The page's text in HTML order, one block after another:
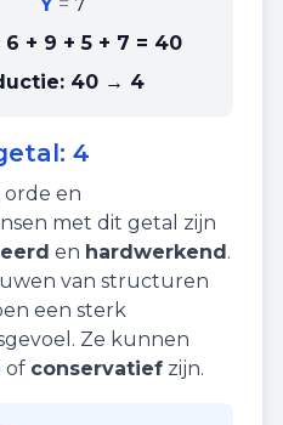
6 + 9 + 5 + 7 = 40
40 → 4
4
orde en
met dit getal zijn
en hardwerkend.
van structuren
een sterk
Ze kunnen
of conservatief zijn.